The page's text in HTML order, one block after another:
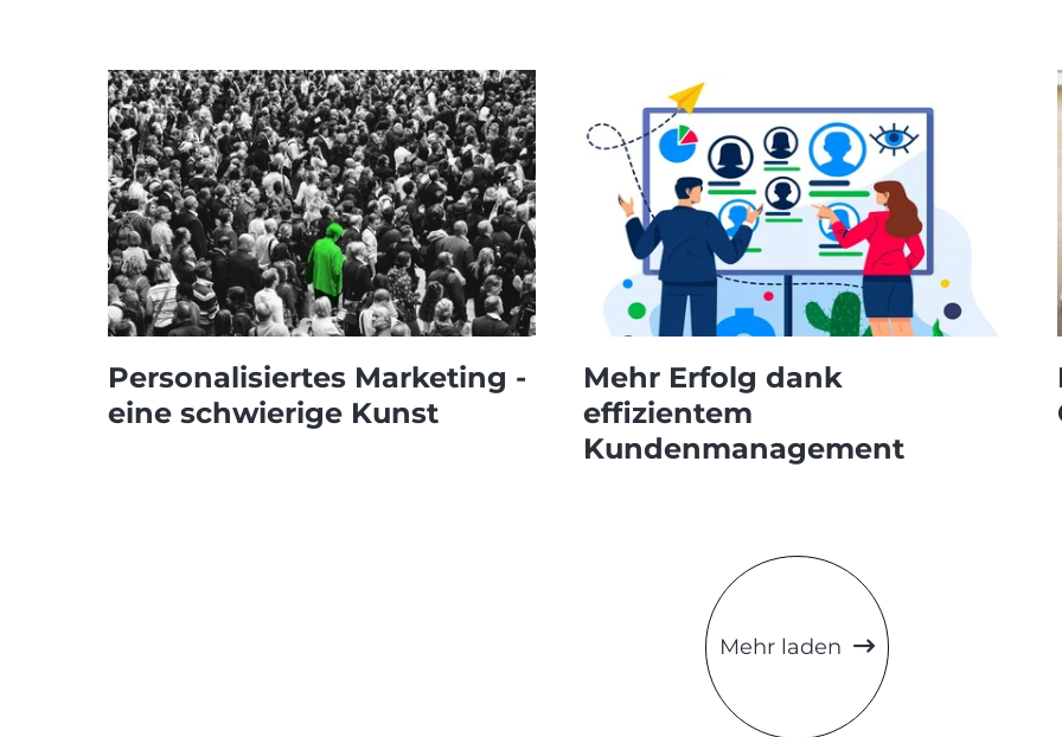
Personalisiertes Marketing -
eine schwierige Kunst
Mehr Erfolg dank
effizientem
Kundenmanagement
Mehr laden